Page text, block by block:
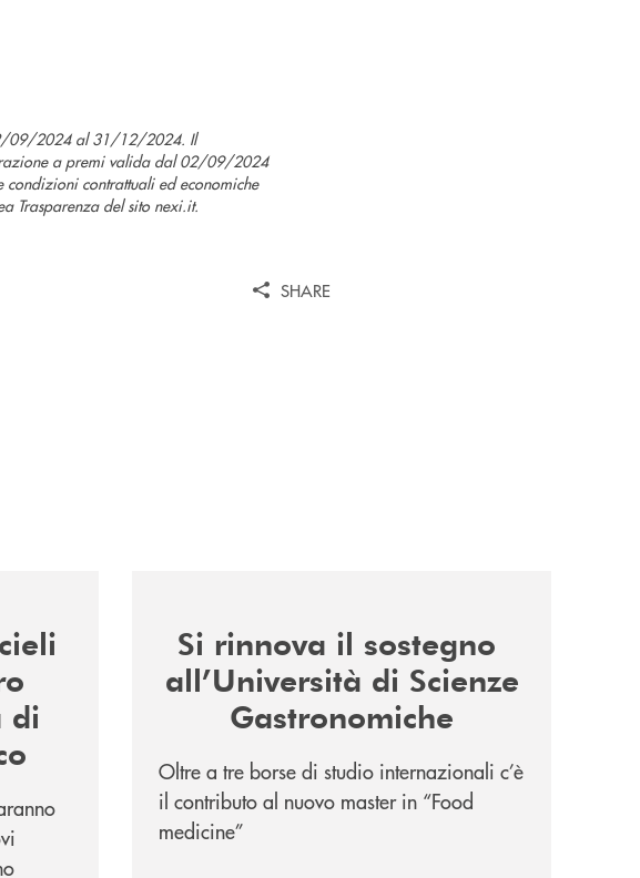
09/2024 al 31/12/2024. Il
a premi valida dal 02/09/2024
contrattuali ed economiche
Trasparenza del sito nexi.it.
SHARE
di
Si rinnova il sostegno
all’Università di Scienze
Gastronomiche
Oltre a tre borse di studio internazionali c’è
il contributo al nuovo master in “Food
medicine”